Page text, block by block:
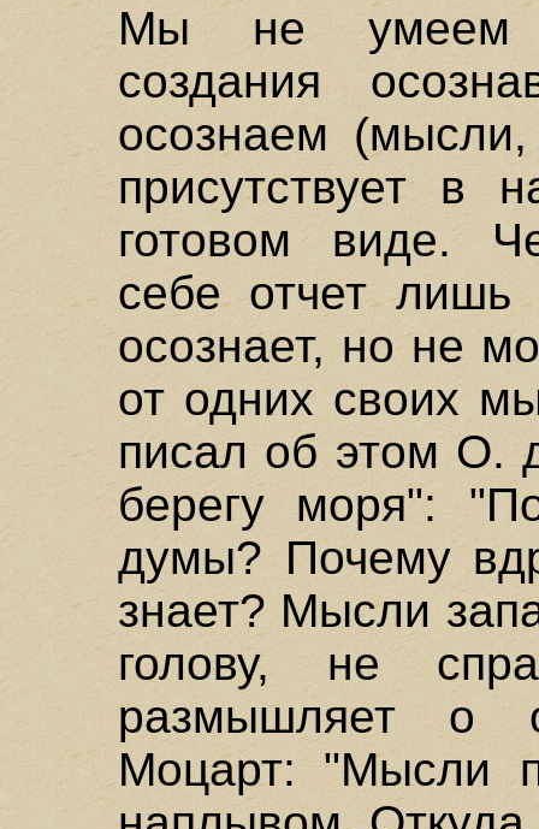
Мы не умеем
создания
осознаем
присутствует в
готовом виде.
себе отчет
осознает, но не
от одних своих
писал об этом О.
берегу моря":
думы? Почему
знает? Мысли
голову, не
размышляет о
Моцарт: "Мысли